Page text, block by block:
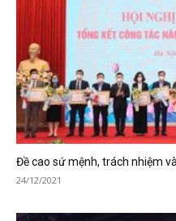
Đề cao sứ mệnh, trách nhiệm
24/12/2021